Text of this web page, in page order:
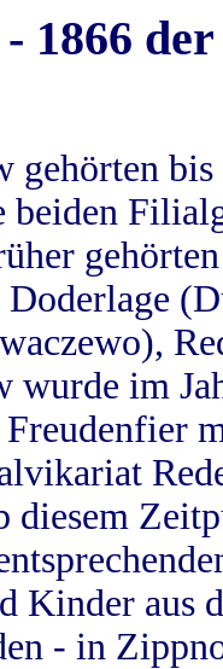
- 1866
gehörten
im
Freudenfier
diesem
Kinder aus
- in